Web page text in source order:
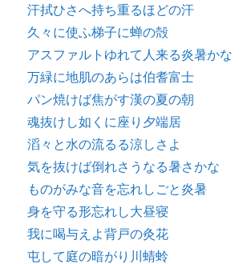
汗拭ひさへ持ち重るほどの汗
久々に使ふ梯子に蝉の殻
アスファルトゆれて人来る炎暑かな
万緑に地肌のあらは伯耆富士
パン焼けば焦がす漢の夏の朝
魂抜けし如くに座り夕端居
滔々と水の流るる涼しさよ
気を抜けば倒れさうなる暑さかな
ものがみな音を忘れしごと炎暑
身を守る形忘れし大昼寝
我に喝与えよ背戸の灸花
屯して庭の暗がり川蜻蛉